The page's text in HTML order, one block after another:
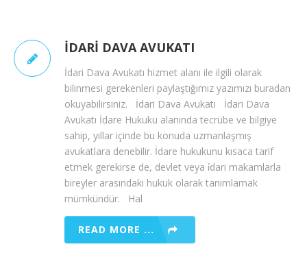
İDARI DAVA AVUKATI
İdari Dava Avukatı hizmet alanı ile ilgili olarak
bilinmesi gerekenleri paylaştığımız yazımızı buradan
okuyabilirsiniz. İdari Dava Avukatı İdari Dava
Avukatı İdare Hukuku alanında tecrübe ve bilgiye
sahip, yıllar içinde bu konuda uzmanlaşmış
avukatlara denebilir. İdare hukukunu kısaca tarif
etmek gerekirse de, devlet veya i̇dari makamlarla
bireyler arasındaki hukuk olarak tanımlamak
mümkündür. Hal
READ MORE ...